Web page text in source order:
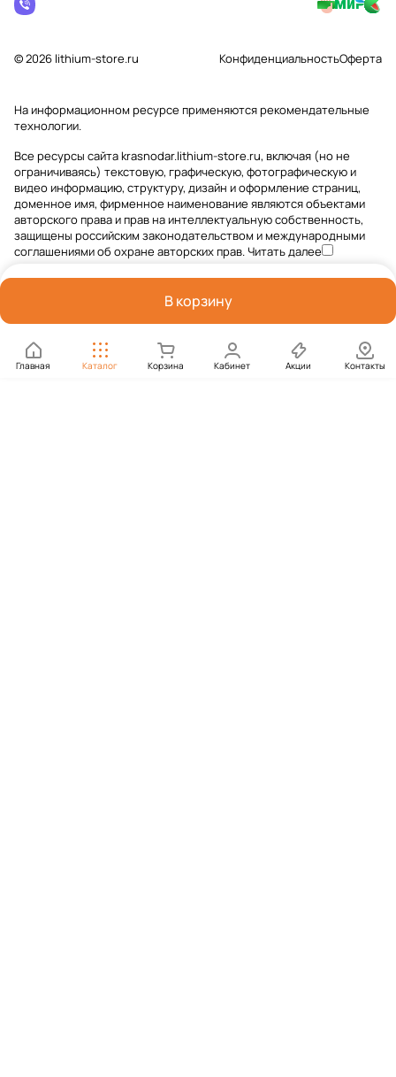
В корзину
Главная Каталог Корзина Кабинет Акции Контакты
© 2026 lithium-store.ru КонфиденциальностьОферта
На информационном ресурсе применяютсярекомендательные
технологии.
Все ресурсы сайта krasnodar.lithium-store.ru, включая (но не
ограничиваясь) текстовую, графическую, фотографическую и
видео информацию, структуру, дизайн и оформление страниц,
доменное имя, фирменное наименование являются объектами
авторского права и прав на интеллектуальную собственность,
защищены российским законодательством и международными
соглашениями об охране авторских прав.Читать далее